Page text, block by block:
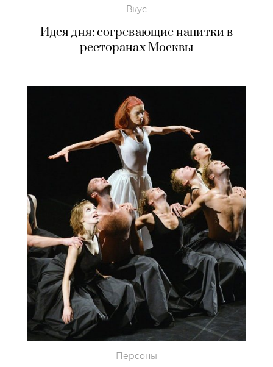
Вкус
Идея дня: согревающие напитки в
ресторанах Москвы
Персоны